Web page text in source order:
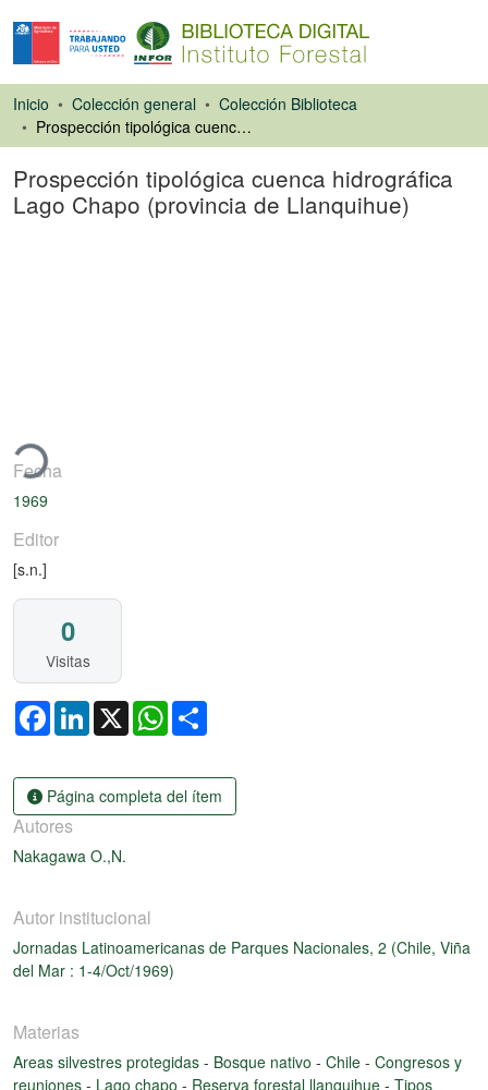
Inicio Colección general
Colección Biblioteca
Prospección tipológica cuenca hidrográfica Lago Chapo (provincia de Llanquihue)
Prospección tipológica cuenca hidrográfica
Lago Chapo (provincia de Llanquihue)
Fecha
1969
Editor
[s.n.]
0
Visitas
FacebookLinkedIn
X WhatsApp
Página completa del ítem
Autores
Nakagawa O.,N.
Autor institucional
Jornadas Latinoamericanas de Parques Nacionales, 2 (Chile, Viña
del Mar : 1-4/Oct/1969)
Materias
Areas silvestres protegidas - Bosque nativo - Chile - Congresos y
reuniones - Lago chapo - Reserva forestal llanquihue - Tipos